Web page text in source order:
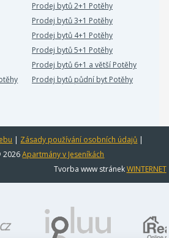
Prodej bytů 2+1 Potěhy
Prodej bytů 3+1 Potěhy
Prodej bytů 4+1 Potěhy
Prodej bytů 5+1 Potěhy
Prodej bytů 6+1 a větší Potěhy
Prodej bytů půdní byt Potěhy
| Zásady používání osobních údajů |
2026Apartmány v Jeseníkách
Tvorba www stránekWINTERNET